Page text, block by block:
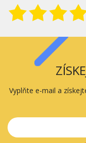
Vyplňte e-mail a